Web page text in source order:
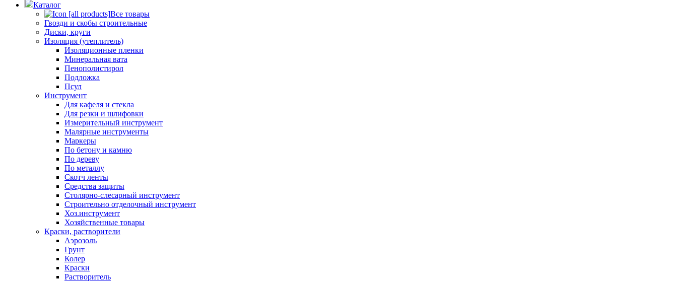
Каталог
Все товары
Гвозди и скобы строительные
Диски, круги
Изоляция (утеплитель)
Изоляционные пленки
Минеральная вата
Пенополистирол
Подложка
Псул
Инструмент
Для кафеля и стекла
Для резки и шлифовки
Измерительный инструмент
Малярные инструменты
Маркеры
По бетону и камню
По дереву
По металлу
Скотч ленты
Средства защиты
Столярно-слесарный инструмент
Строительно отделочный инструмент
Хоз.инструмент
Хозяйственные товары
Краски, растворители
Аэрозоль
Грунт
Колер
Краски
Растворитель